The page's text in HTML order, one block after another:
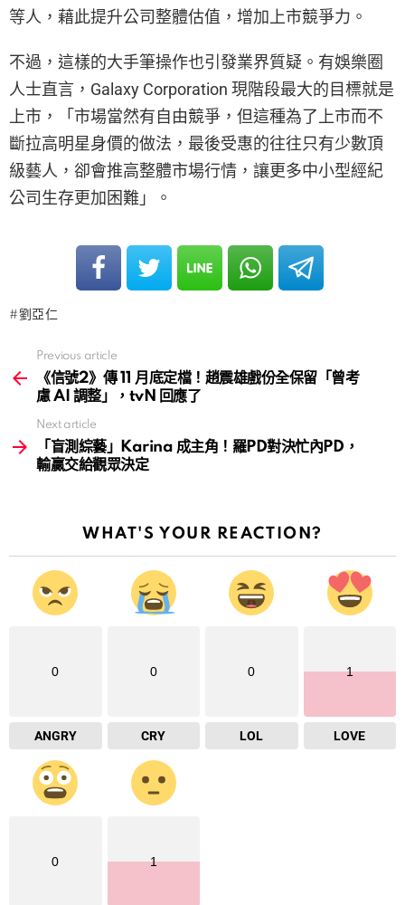
等人，藉此提升公司整體估值，增加上市競爭力。
不過，這樣的大手筆操作也引發業界質疑。有娛樂圈
人士直言，Galaxy Corporation 現階段最大的目標就是
上市，「市場當然有自由競爭，但這種為了上市而不
斷拉高明星身價的做法，最後受惠的往往只有少數頂
級藝人，卻會推高整體市場行情，讓更多中小型經紀
公司生存更加困難」。
劉亞仁
more
Previous article
《信號2》傳 11 月底定檔！趙震雄戲份全保留「曾考
慮 AI 調整」，tvN 回應了
Next article
「盲測綜藝」Karina 成主角！羅PD對決忙內PD，
輸贏交給觀眾決定
WHAT'S YOUR REACTION?
0
ANGRY
0
CRY
0
LOL
1
LOVE
0 1